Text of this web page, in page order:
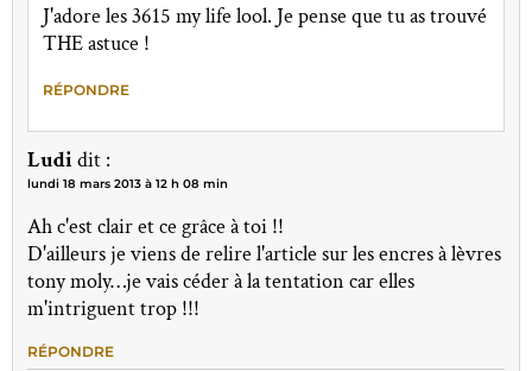
J'adore les 3615 my life lool. Je pense que tu as trouvé
THE astuce !
RÉPONDRE
Ludidit :
lundi 18 mars 2013 à 12 h 08 min
Ah c'est clair et ce grâce à toi !!
D'ailleurs je viens de relire l'article sur les encres à lèvres
tony moly…je vais céder à la tentation car elles
m'intriguent trop !!!
RÉPONDRE